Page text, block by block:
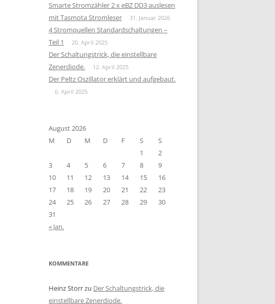
Smarte Stromzähler 2 x eBZ DD3 auslesen
mit Tasmota Stromleser
31. Januar 2026
4 Stromquellen Standardschaltungen –
Teil 1
20. April 2025
Der Schaltungstrick, die einstellbare
Zenerdiode.
12. April 2025
Der Peltz Oszillator erklärt und aufgebaut.
6. April 2025
August 2026
M
D M D F S
S
1
2
3
4 5 6 7 8
9
10
11 12 13 14 15
16
17
18 19 20 21 22
23
24
25 26 27 28 29
30
31
« Jan.
KOMMENTARE
Heinz Storrzu Der Schaltungstrick, die
einstellbare Zenerdiode.